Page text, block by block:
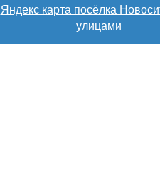
Яндекс карта посёлка
улицами